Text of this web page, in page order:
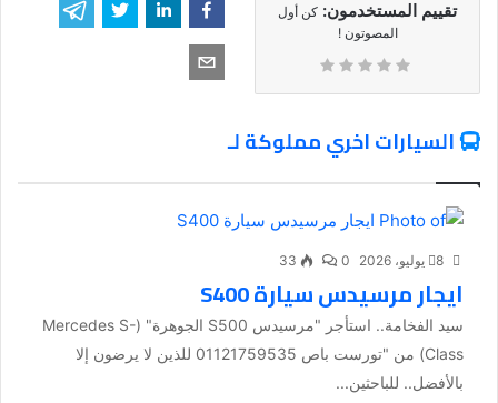
تقييم المستخدمون: كن أول
المصوتون !
السيارات اخري مملوكة لـ
8 يوليو، 2026 0
33
ايجار مرسيدس سيارة S400
سيد الفخامة.. استأجر "مرسيدس S500 الجوهرة" (Mercedes S-
Class) من "تورست باص 01121759535 للذين لا يرضون إلا
بالأفضل.. للباحثين...